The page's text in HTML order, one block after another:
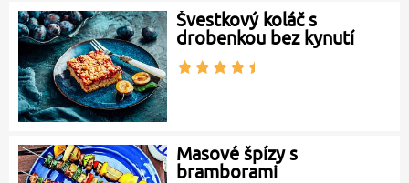
Švestkový koláč s
drobenkou bez kynutí
Masové špízy s
bramborami